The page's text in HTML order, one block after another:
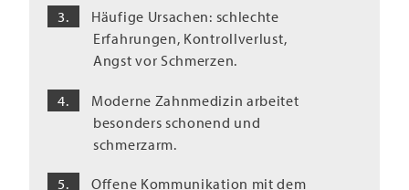
Häufige Ursachen: schlechte
Erfahrungen, Kontrollverlust,
Angst vor Schmerzen.
Moderne Zahnmedizin arbeitet
besonders schonend und
schmerzarm.
Offene Kommunikation mit dem